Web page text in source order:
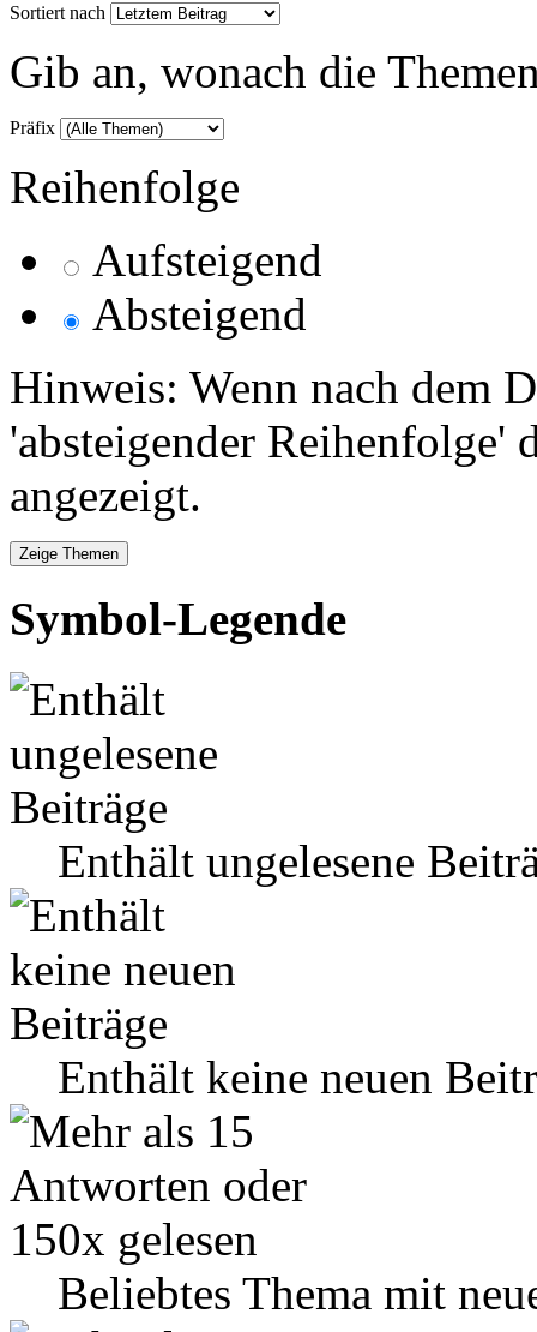
Sortiert nach
Gib an, wonach die
Präfix
Reihenfolge
Aufsteigend
Absteigend
Hinweis: Wenn nach dem
'absteigender Reihenfolge'
angezeigt.
Symbol-Legende
Enthält ungelesene
Enthält keine neuen
Beliebtes Thema mit